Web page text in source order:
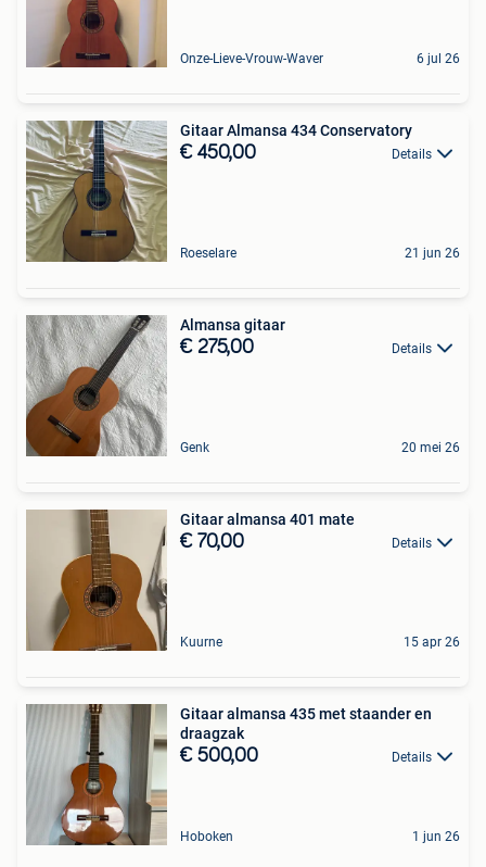
Onze-Lieve-Vrouw-Waver 6 jul 26
Gitaar Almansa 434 Conservatory
€ 450,00 Details
Roeselare 21 jun 26
Almansa gitaar
€ 275,00 Details
Genk 20 mei 26
Gitaar almansa 401 mate
€ 70,00 Details
Kuurne 15 apr 26
Gitaar almansa 435 met staander en
draagzak
€ 500,00 Details
Hoboken 1 jun 26